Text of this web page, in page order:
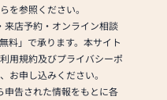
を参照ください。
来店予約・オンライン相談
料」で承ります。本サイト
用規約及びプライバシーポ
お申し込みください。
申告された情報をもとに各